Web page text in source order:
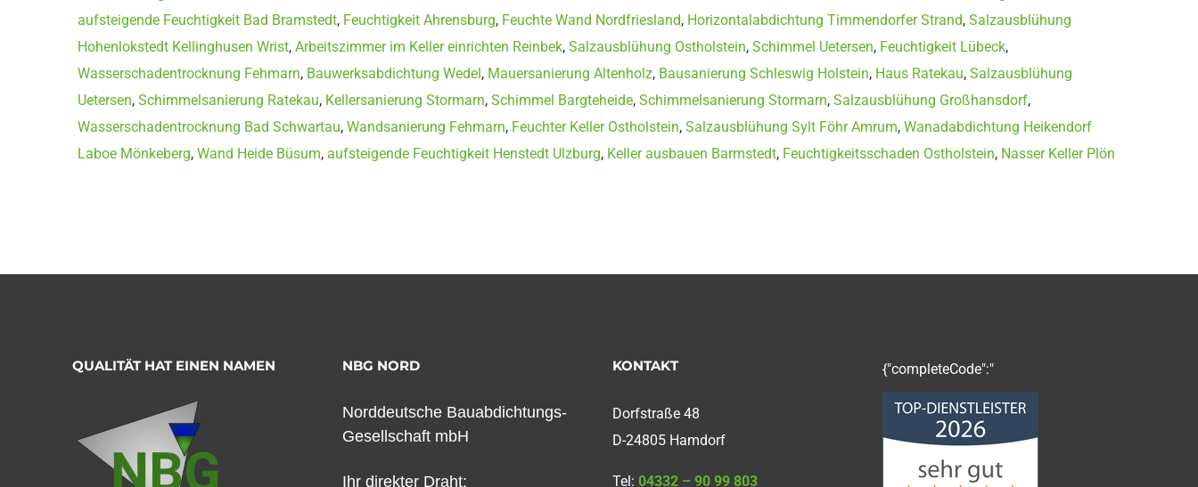
aufsteigende Feuchtigkeit Bad Bramstedt, Feuchtigkeit Ahrensburg, Feuchte Wand Nordfriesland, Horizontalabdichtung Timmendorfer Strand, Salzausblühung
Hohenlokstedt Kellinghusen Wrist, Arbeitszimmer im Keller einrichten Reinbek, Salzausblühung Ostholstein, Schimmel Uetersen, Feuchtigkeit Lübeck,
Wasserschadentrocknung Fehmarn, Bauwerksabdichtung Wedel, Mauersanierung Altenholz, Bausanierung Schleswig Holstein, Haus Ratekau, Salzausblühung
Uetersen, Schimmelsanierung Ratekau, Kellersanierung Stormarn, Schimmel Bargteheide, Schimmelsanierung Stormarn, Salzausblühung Großhansdorf,
Wasserschadentrocknung Bad Schwartau, Wandsanierung Fehmarn, Feuchter Keller Ostholstein, Salzausblühung Sylt Föhr Amrum, Wanadabdichtung Heikendorf
Laboe Mönkeberg, Wand Heide Büsum, aufsteigende Feuchtigkeit Henstedt Ulzburg, Keller ausbauen Barmstedt, Feuchtigkeitsschaden Ostholstein, Nasser Keller Plön
QUALITÄT HAT EINEN NAMEN NBG NORD
Norddeutsche Bauabdichtungs-
Gesellschaft mbH
Ihr direkter Draht:
KONTAKT
Dorfstraße 48
D-24805 Hamdorf
Tel: 04332 – 90 99 803
{"completeCode":"
Norddeutsche
Bauabdichtungsgesellschaft
mbH
von 5
86Bewertungen